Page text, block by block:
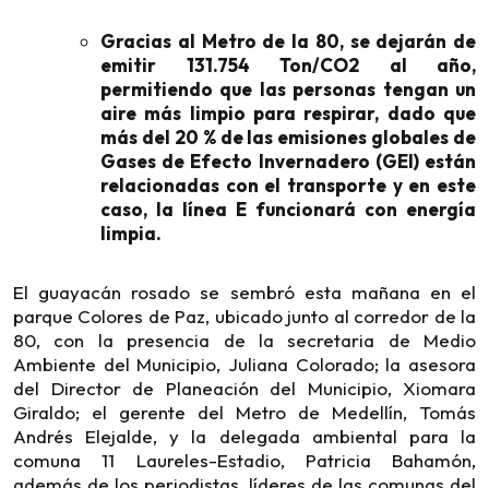
Gracias al Metro de la 80, se dejarán de
emitir 131.754 Ton/CO2 al año,
permitiendo que las personas tengan un
aire más limpio para respirar, dado que
más del 20 % de las emisiones globales de
Gases de Efecto Invernadero (GEI) están
relacionadas con el transporte y en este
caso, la línea E funcionará con energía
limpia.
El guayacán rosado se sembró esta mañana en el
parque Colores de Paz, ubicado junto al corredor de la
80, con la presencia de la secretaria de Medio
Ambiente del Municipio, Juliana Colorado; la asesora
del Director de Planeación del Municipio, Xiomara
Giraldo; el gerente del Metro de Medellín, Tomás
Andrés Elejalde, y la delegada ambiental para la
comuna 11 Laureles-Estadio, Patricia Bahamón,